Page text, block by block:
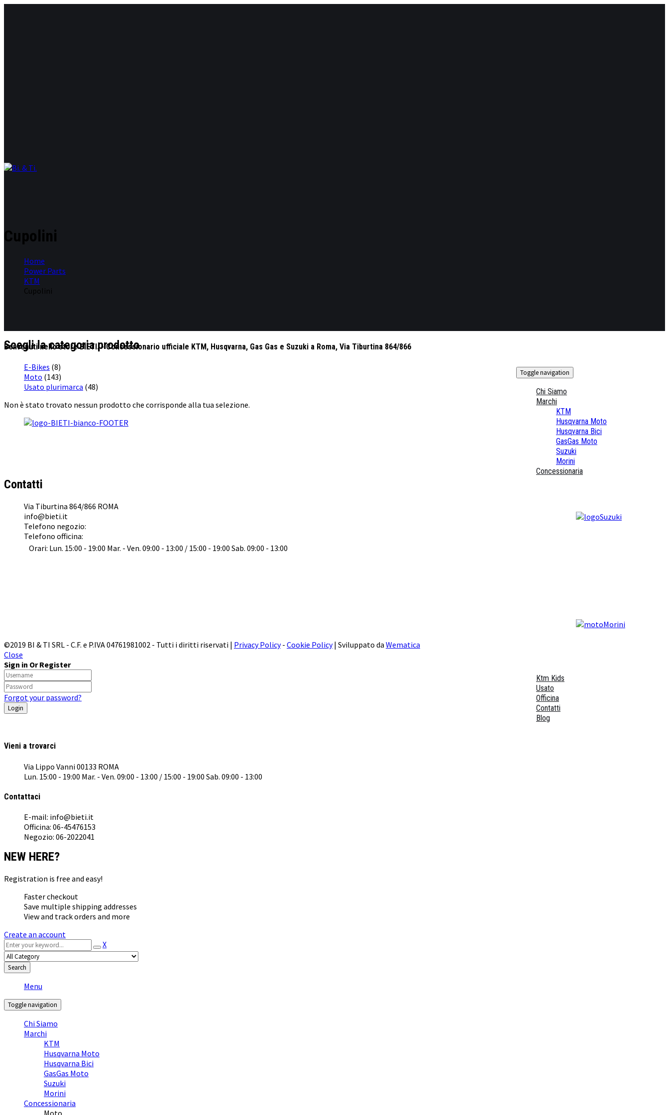
Benvenuti nello store BIETI. - Concessionario ufficiale KTM, Husqvarna, Gas Gas e Suzuki a Roma, Via Tiburtina 864/866
Toggle navigation
Chi Siamo
Marchi
KTM
Husqvarna Moto
Husqvarna Bici
GasGas Moto
Suzuki
Morini
Concessionaria
Ktm Kids
Usato
Officina
Contatti
Blog
Vieni a trovarci
Via Lippo Vanni 00133 ROMA
Lun. 15:00 - 19:00 Mar. - Ven. 09:00 - 13:00 / 15:00 - 19:00 Sab. 09:00 - 13:00
Contattaci
E-mail: info@bieti.it
Officina: 06-45476153
Negozio: 06-2022041
Cupolini
Home
Power Parts
KTM
Cupolini
Scegli la categoria prodotto
E-Bikes (8)
Moto (143)
Usato plurimarca (48)
Non è stato trovato nessun prodotto che corrisponde alla tua selezione.
Contatti
Via Tiburtina 864/866 ROMA
info@bieti.it
Telefono negozio:
Telefono officina:
Orari: Lun. 15:00 - 19:00 Mar. - Ven. 09:00 - 13:00 / 15:00 - 19:00 Sab. 09:00 - 13:00
©2019 BI & TI SRL - C.F. e P.IVA 04761981002 - Tutti i diritti riservati | Privacy Policy- Cookie Policy| Sviluppato da Wematica
Close
Sign in Or Register
Forgot your password?
NEW HERE?
Registration is free and easy!
Faster checkout
Save multiple shipping addresses
View and track orders and more
Create an account
X
Search
Menu
Toggle navigation
Chi Siamo
Marchi
KTM
Husqvarna Moto
Husqvarna Bici
GasGas Moto
Suzuki
Morini
Concessionaria
Moto